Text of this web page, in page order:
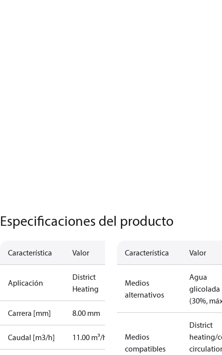
Especificaciones del producto
Característica Valor
Aplicación
District
Heating
Carrera [mm] 8.00 mm
Caudal [m3/h] 11.00 m³/h
Característica Valor
Medios
alternativos
Agua
glicolada
(30%,
Medios
compatibles
District
heating/